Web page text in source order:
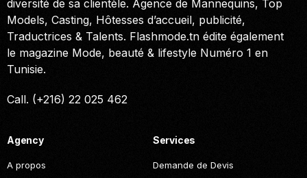
diversité de sa clientèle. Agence de Mannequins, Top
Models, Casting, Hôtesses d’accueil, publicité,
Traductrices & Talents. Flashmode.tn édite également
le magazine Mode, beauté & lifestyle Numéro 1 en
Tunisie.
Call. (+216) 22 025 462
Agency
A propos
Services
Demande de Devis